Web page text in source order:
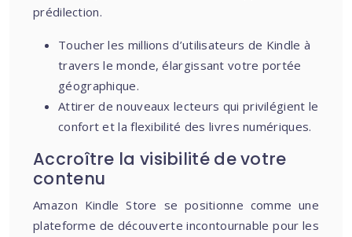
prédilection.
Toucher les millions d’utilisateurs de Kindle à
travers le monde, élargissant votre portée
géographique.
Attirer de nouveaux lecteurs qui privilégient le
confort et la flexibilité des livres numériques.
Accroître la visibilité de votre
contenu
Amazon Kindle Store se positionne comme une
plateforme de découverte incontournable pour les